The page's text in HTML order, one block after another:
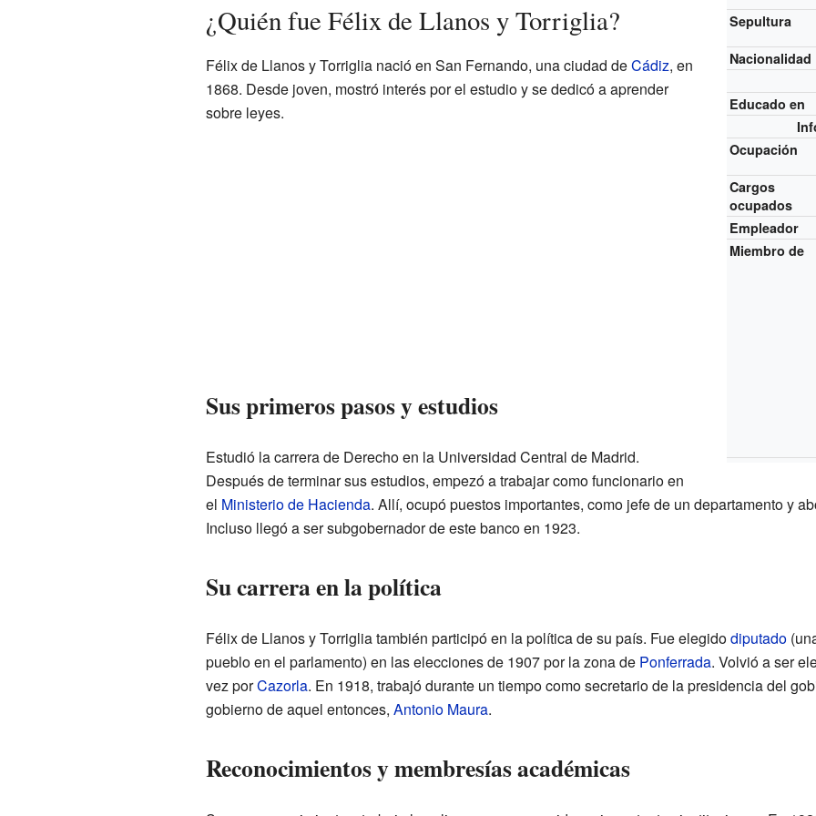
Sepultura
Nacionalidad
Educado en
Ocupación
Cargos
ocupados
Empleador
Miembro de
¿Quién fue Félix de Llanos y Torriglia?
Félix de Llanos y Torriglia nació en San Fernando, una ciudad deCádiz, en
1868. Desde joven, mostró interés por el estudio y se dedicó a aprender
sobre leyes.
Sus primeros pasos y estudios
Estudió la carrera de Derecho en la Universidad Central de Madrid.
Después de terminar sus estudios, empezó a trabajar como funcionario en
el Ministerio de Hacienda. Allí, ocupó puestos importantes, como jefe de un departamento y
Incluso llegó a ser subgobernador de este banco en 1923.
Su carrera en la política
Félix de Llanos y Torriglia también participó en la política de su país. Fue elegidodiputado
pueblo en el parlamento) en las elecciones de 1907 por la zona de Ponferrada. Volvió a ser
vez porCazorla. En 1918, trabajó durante un tiempo como secretario de la presidencia del
gobierno de aquel entonces, Antonio Maura.
Reconocimientos y membresías académicas